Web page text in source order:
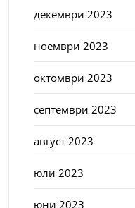
декември 2023
ноември 2023
октомври 2023
септември 2023
август 2023
юли 2023
юни 2023